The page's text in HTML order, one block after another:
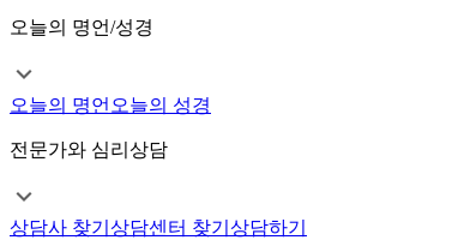
오늘의 명언/성경
오늘의 명언 오늘의 성경
전문가와 심리상담
상담사 찾기 상담센터 찾기 상담하기